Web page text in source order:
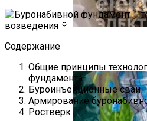
Содержание
Общие принципы
фундамента
Буроинъекционные сваи
Армирование
Ростверк